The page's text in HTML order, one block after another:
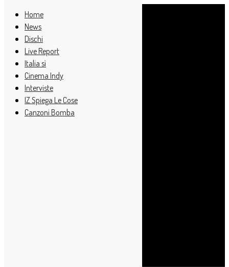
Home
News
Dischi
Live Report
Italia sì
Cinema Indy
Interviste
IZ Spiega Le Cose
Canzoni Bomba